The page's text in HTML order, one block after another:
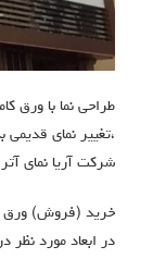
طراحی نما با ورق
،تغییر نمای قدیمی
شرکت آریا نمای
خرید (فروش) ورق
در ابعاد مورد